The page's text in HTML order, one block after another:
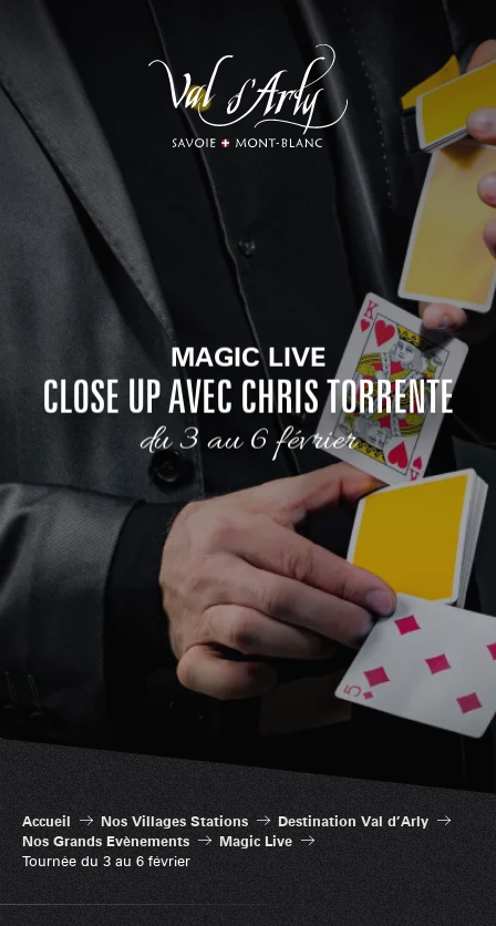
principal
MAGIC LIVE
CLOSE UP AVEC CHRIS TORRENTE
du 3 au 6 février
Accueil Nos Villages Stations
Destination Val d’Arly
Nos Grands Evènements
Magic Live
Tournée du 3 au 6 février